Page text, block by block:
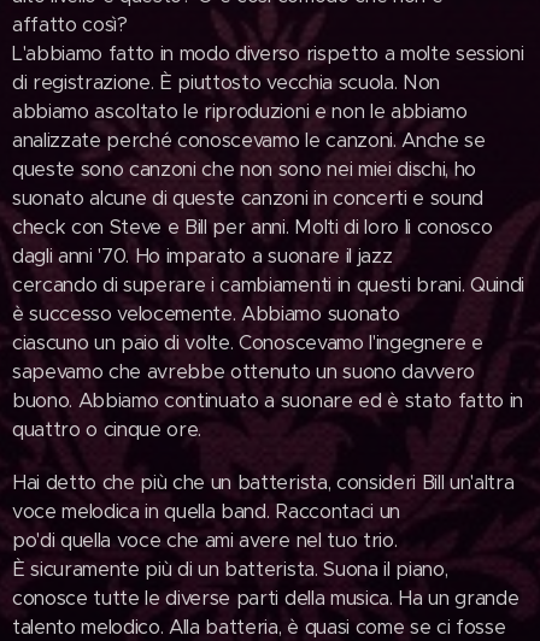
affatto così?
L'abbiamo fatto in modo diverso rispetto a molte sessioni
di registrazione. È piuttosto vecchia scuola. Non
abbiamo ascoltato le riproduzioni e non le abbiamo
analizzate perché conoscevamo le canzoni. Anche se
queste sono canzoni che non sono nei miei dischi, ho
suonato alcune di queste canzoni in concerti e sound
check con Steve e Bill per anni. Molti di loro li conosco
dagli anni '70. Ho imparato a suonare il jazz
cercando di superare i cambiamenti in questi brani. Quindi
è successo velocemente. Abbiamo suonato
ciascuno un paio di volte. Conoscevamo l'ingegnere e
sapevamo che avrebbe ottenuto un suono davvero
buono. Abbiamo continuato a suonare ed è stato fatto in
quattro o cinque ore.
Hai detto che più che un batterista, consideri Bill un'altra
voce melodica in quella band. Raccontaci un
po'di quella voce che ami avere nel tuo trio.
È sicuramente più di un batterista. Suona il piano,
conosce tutte le diverse parti della musica. Ha un grande
talento melodico. Alla batteria, è quasi come se ci fosse